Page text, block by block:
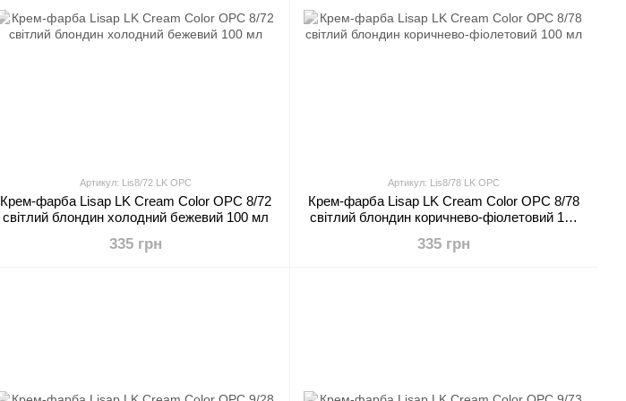
Артикул: Lis8/72 LK OPC
Крем-фарба Lisap LK Cream Color OPC 8/72
світлий блондин холодний бежевий 100 мл
335 грн
Артикул: Lis8/78 LK OPC
Крем-фарба Lisap LK Cream Color OPC 8/78
світлий блондин коричнево-фіолетовий 100
335 грн